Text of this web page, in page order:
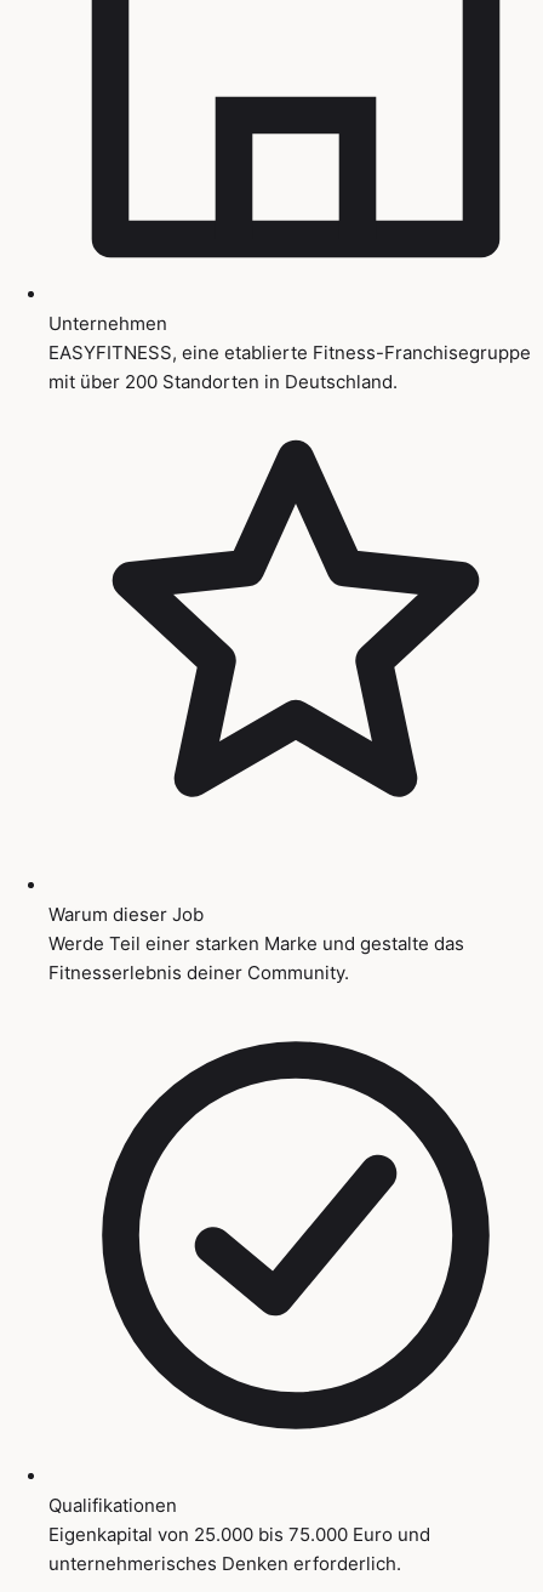
Unternehmen
EASYFITNESS, eine etablierte Fitness-Franchisegruppe
mit über 200 Standorten in Deutschland.
Warum dieser Job
Werde Teil einer starken Marke und gestalte das
Fitnesserlebnis deiner Community.
Qualifikationen
Eigenkapital von 25.000 bis 75.000 Euro und
unternehmerisches Denken erforderlich.